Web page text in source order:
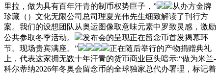
里拉，做为具有百年汗青的制币权势巨子，”
从办方金牌
珍藏（）文化无限公司总司理夏光伟先生细致解读了刊行方
案。我们的设想团队从奥运图像取意味元素中罗致灵感，激励
公共参取冬季活动。
发布会的呈现正在留念币首发揭幕环
节。现场贵宾满座。”
正在随后举行的产物捐赠典礼
上，代表这家拥无数十年汗青的货币商业巨头暗示:“做为米兰-
科尔蒂纳2026年冬奥会留念币的全球独家总代办署理，标记着